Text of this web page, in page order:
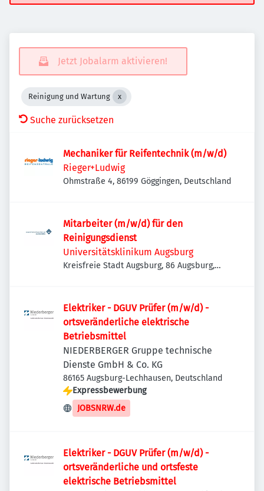
Jetzt Jobalarm aktivieren!
Reinigung und Wartung
Suche zurücksetzen
Mechaniker für Reifentechnik (m/w/d)
Rieger+Ludwig
Ohmstraße 4, 86199 Göggingen, Deutschland
Mitarbeiter (m/w/d) für den
Reinigungsdienst
Universitätsklinikum Augsburg
Kreisfreie Stadt Augsburg, 86 Augsburg,
Elektriker - DGUV Prüfer (m/w/d) -
ortsveränderliche elektrische
Betriebsmittel
NIEDERBERGER Gruppe technische
Dienste GmbH & Co. KG
86165 Augsburg-Lechhausen, Deutschland
Expressbewerbung
JOBSNRW.de
Elektriker - DGUV Prüfer (m/w/d) -
ortsveränderliche und ortsfeste
elektrische Betriebsmittel